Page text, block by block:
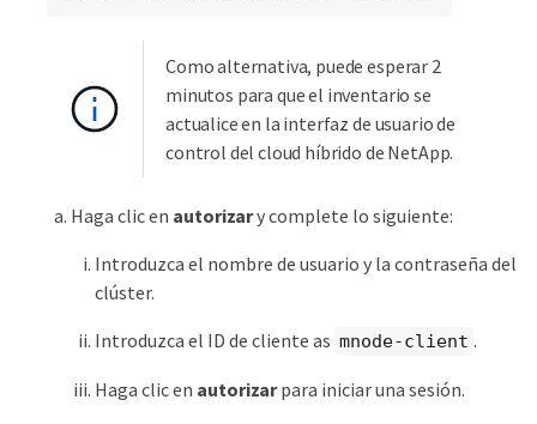
Como alternativa, puede esperar 2
minutos para que el inventario se
actualice en la interfaz de usuario de
control del cloud híbrido de NetApp.
Haga clic en autorizary complete lo siguiente:
Introduzca el nombre de usuario y la contraseña del
clúster.
Introduzca el ID de cliente as mnode-client .
Haga clic en autorizarpara iniciar una sesión.